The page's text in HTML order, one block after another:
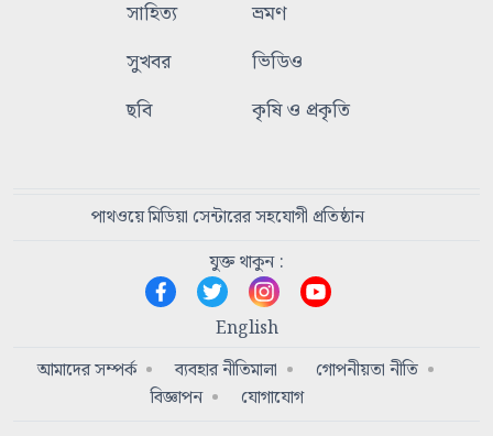
সাহিত্য
ভ্রমণ
সুখবর
ভিডিও
ছবি
কৃষি ও প্রকৃতি
পাথওয়ে মিডিয়া সেন্টারের সহযোগী প্রতিষ্ঠান
যুক্ত থাকুন :
English
আমাদের সম্পর্ক
ব্যবহার নীতিমালা
গোপনীয়তা নীতি
বিজ্ঞাপন
যোগাযোগ